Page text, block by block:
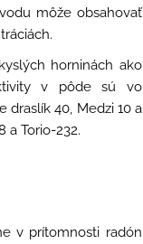
môže obsahovať
horninách ako
v pôde sú vo
draslík 40, Medzi 10 a
a Torio-232.
v prítomnosti radón